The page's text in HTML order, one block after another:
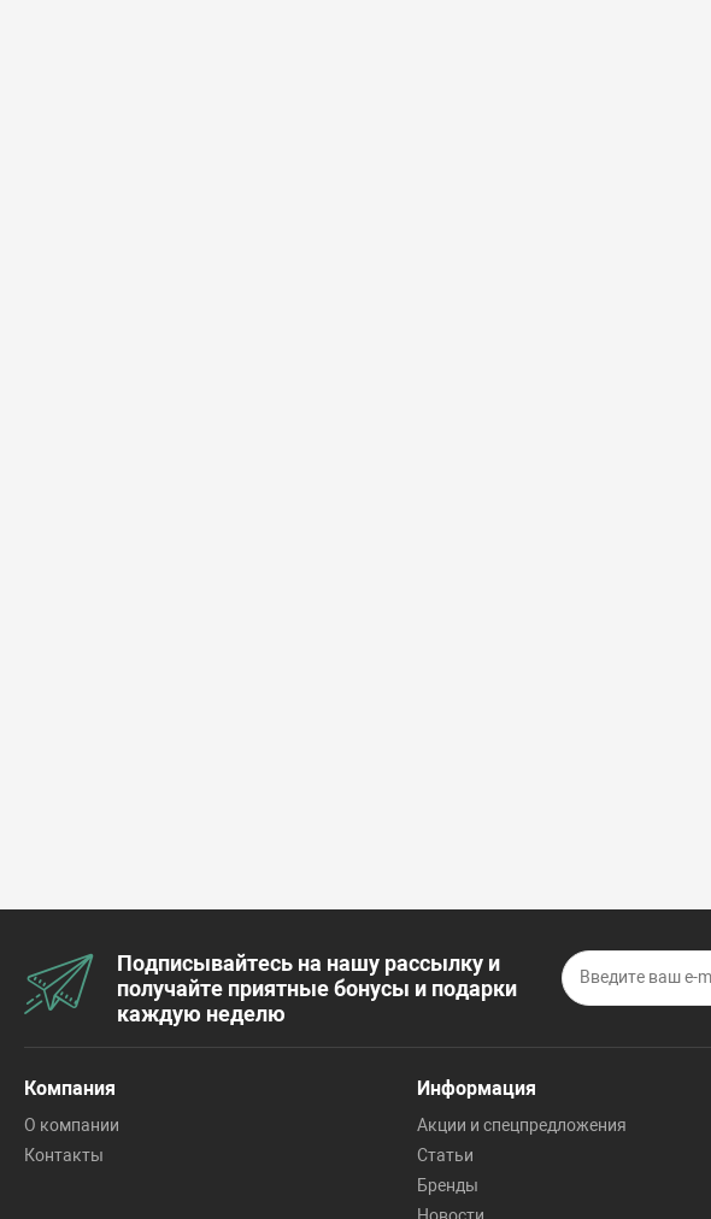
Подписывайтесь на нашу рассылку и
получайте приятные бонусы и подарки
каждую неделю
Компания
О компании
Контакты
Информация
Акции и спецпредложения
Статьи
Бренды